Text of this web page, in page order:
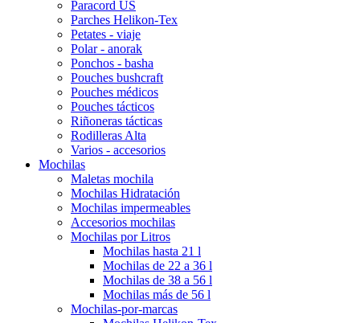
Paracord US
Parches Helikon-Tex
Petates - viaje
Polar - anorak
Ponchos - basha
Pouches bushcraft
Pouches médicos
Pouches tácticos
Riñoneras tácticas
Rodilleras Alta
Varios - accesorios
Mochilas
Maletas mochila
Mochilas Hidratación
Mochilas impermeables
Accesorios mochilas
Mochilas por Litros
Mochilas hasta 21 l
Mochilas de 22 a 36 l
Mochilas de 38 a 56 l
Mochilas más de 56 l
Mochilas-por-marcas